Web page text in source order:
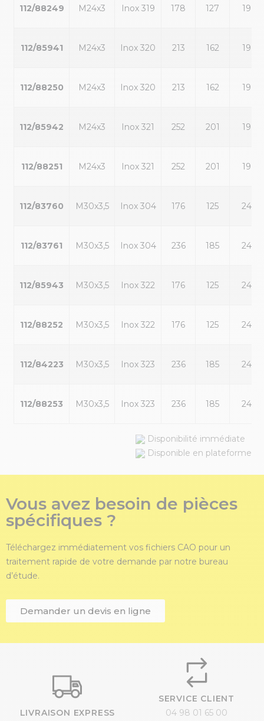
112/88249 M24x3 Inox 319 178 127 19
112/85941 M24x3 Inox 320 213 162 19
112/88250 M24x3 Inox 320 213 162 19
112/85942 M24x3 Inox 321 252 201 19
112/88251 M24x3 Inox 321 252 201 19
112/83760 M30x3,5 Inox 304 176 125 24
112/83761 M30x3,5 Inox 304 236 185 24
112/85943 M30x3,5 Inox 322 176 125 24
112/88252 M30x3,5 Inox 322 176 125 24
112/84223 M30x3,5 Inox 323 236 185 24
112/88253 M30x3,5 Inox 323 236 185 24
Disponibilité immédiate
Disponible en plateforme
Vous avez besoin de pièces
spécifiques ?
Téléchargez immédiatement vos fichiers CAO pour un
traitement rapide de votre demande par notre bureau
d’étude.
Demander un devis en ligne
LIVRAISON EXPRESS
SERVICE CLIENT
04 98 01 65 00